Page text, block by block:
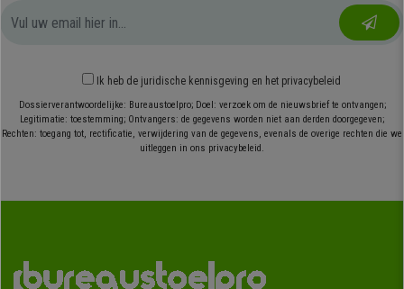
Ik heb de juridische kennisgeving en het privacybeleid
Dossierverantwoordelijke: Bureaustoelpro; Doel: verzoek om de nieuwsbrief te ontvangen;
Legitimatie: toestemming; Ontvangers: de gegevens worden niet aan derden doorgegeven;
Rechten: toegang tot, rectificatie, verwijdering van de gegevens, evenals de overige rechten die we
uitleggen in ons privacybeleid.